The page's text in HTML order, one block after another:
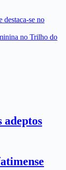
destaca-se no
no Trilho do
adeptos